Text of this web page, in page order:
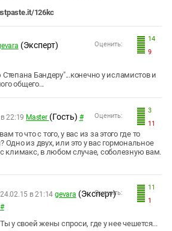
126kc
14
9
Оценить:
(Эксперт)
Бандеру"...конечно у исламистов и
общего...
3
11
Оценить:
22:19 Master (Гость) #
то что с того, у вас из за этого где то
Одно из двух, или это у вас гормональное
климакс, в любом случае, соболезную вам.
11
1
Оценить:
24.02.15 в 21:14 gevara (Эксперт)
#
Ты у своей жены спроси, где у нее чешется...